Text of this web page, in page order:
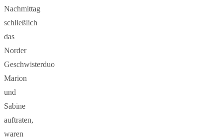
Nachmittag
schließlich
das
Norder
Geschwisterduo
Marion
und
Sabine
auftraten,
waren